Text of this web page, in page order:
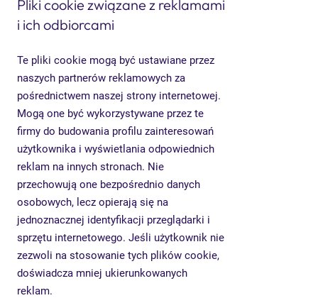
Pliki cookie związane z reklamami
i ich odbiorcami
Te pliki cookie mogą być ustawiane przez
naszych partnerów reklamowych za
pośrednictwem naszej strony internetowej.
Mogą one być wykorzystywane przez te
firmy do budowania profilu zainteresowań
użytkownika i wyświetlania odpowiednich
reklam na innych stronach. Nie
przechowują one bezpośrednio danych
osobowych, lecz opierają się na
jednoznacznej identyfikacji przeglądarki i
sprzętu internetowego. Jeśli użytkownik nie
zezwoli na stosowanie tych plików cookie,
doświadcza mniej ukierunkowanych
reklam.